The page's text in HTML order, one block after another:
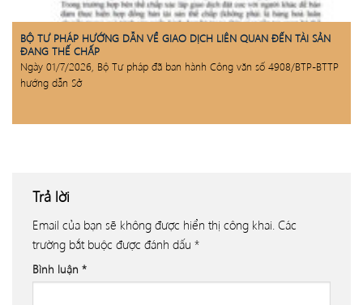
BỘ TƯ PHÁP HƯỚNG DẪN VỀ GIAO DỊCH LIÊN QUAN ĐẾN TÀI SẢN
ĐANG THẾ CHẤP
Ngày 01/7/2026, Bộ Tư pháp đã ban hành Công văn số 4908/BTP-BTTP
hướng dẫn Sở
Trả lời
Email của bạn sẽ không được hiển thị công khai. Các
trường bắt buộc được đánh dấu *
Bình luận *